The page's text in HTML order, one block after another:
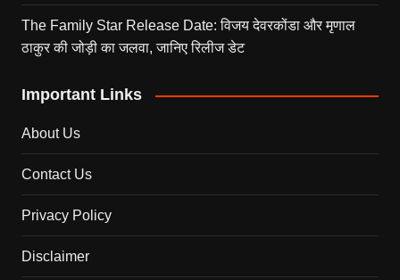
The Family Star Release Date: विजय देवरकोंडा और मृणाल
ठाकुर की जोड़ी का जलवा, जानिए रिलीज डेट
Important Links
About Us
Contact Us
Privacy Policy
Disclaimer